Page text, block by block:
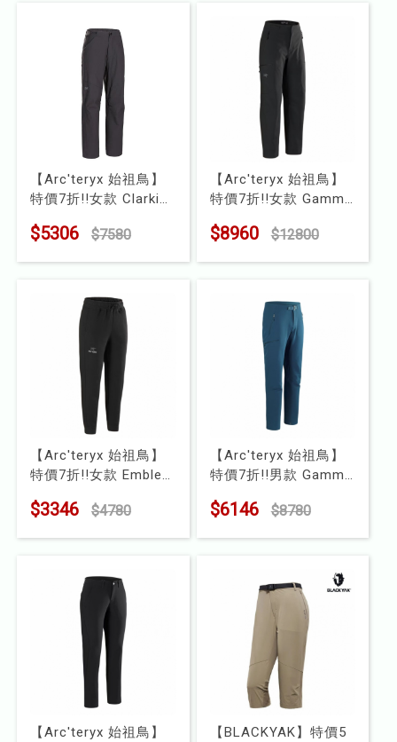
【Arc'teryx 始祖鳥】
特價7折!!女款 Clarkia
型號 : X000009318
$5306 $7580
【Arc'teryx 始祖鳥】
特價7折!!女款 Gamma
型號 : X000008907
$8960 $12800
【Arc'teryx 始祖鳥】
特價7折!!女款 Emblem
型號 : X000009785
$3346 $4780
【Arc'teryx 始祖鳥】
特價7折!!男款 Gamma
型號 : X000009925
$6146 $8780
【Arc'teryx 始祖鳥】
【BLACKYAK】特價5